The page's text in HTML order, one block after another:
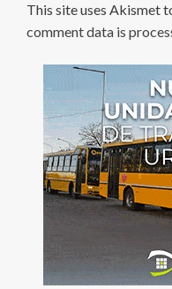
This site uses Akismet
comment data is